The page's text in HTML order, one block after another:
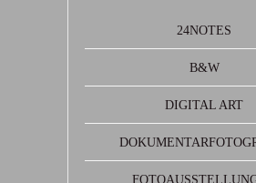
24NOTES
B&W
DIGITAL ART